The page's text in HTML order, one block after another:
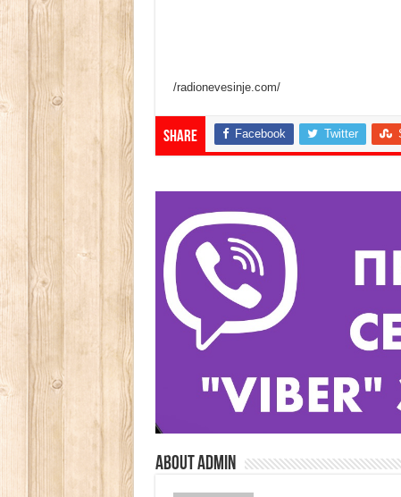
/radionevesinje.com/
Share Facebook Twitter
About admin